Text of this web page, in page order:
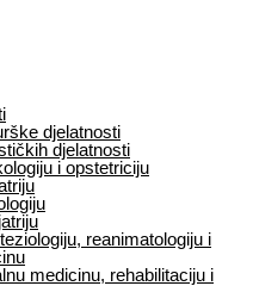
djelatnosti
djelatnosti
i opstetriciju
reanimatologiju i
medicinu, rehabilitaciju i